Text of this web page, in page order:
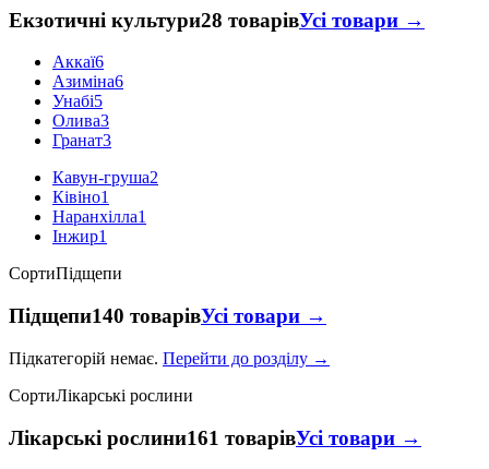
Екзотичні культури28 товарівУсі товари →
Аккаї6
Азиміна6
Унабі5
Олива3
Гранат3
Кавун-груша2
Ківіно1
Наранхілла1
Інжир1
СортиПідщепи
Підщепи140 товарівУсі товари →
Підкатегорій немає. Перейти до розділу →
СортиЛікарські рослини
Лікарські рослини161 товарівУсі товари →